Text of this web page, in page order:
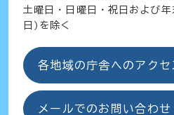
土曜日・日曜日・祝日および
日)を除く
各地域の庁舎へのアクセ
メールでのお問い合わせ